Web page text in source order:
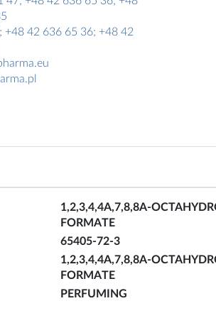
+48 42 636 65 36; +48 42
1,2,3,4,4A,7,8,8A-
FORMATE
65405-72-3
1,2,3,4,4A,7,8,8A-
FORMATE
PERFUMING